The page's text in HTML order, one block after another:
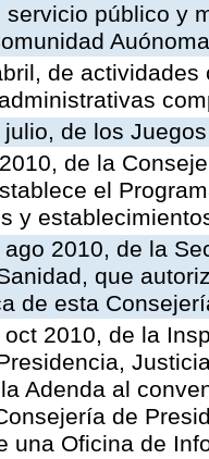
público y
de
de los
de la
el
y
2010, de la
que
de esta
2010, de la
Adenda al
de
una Oficina de